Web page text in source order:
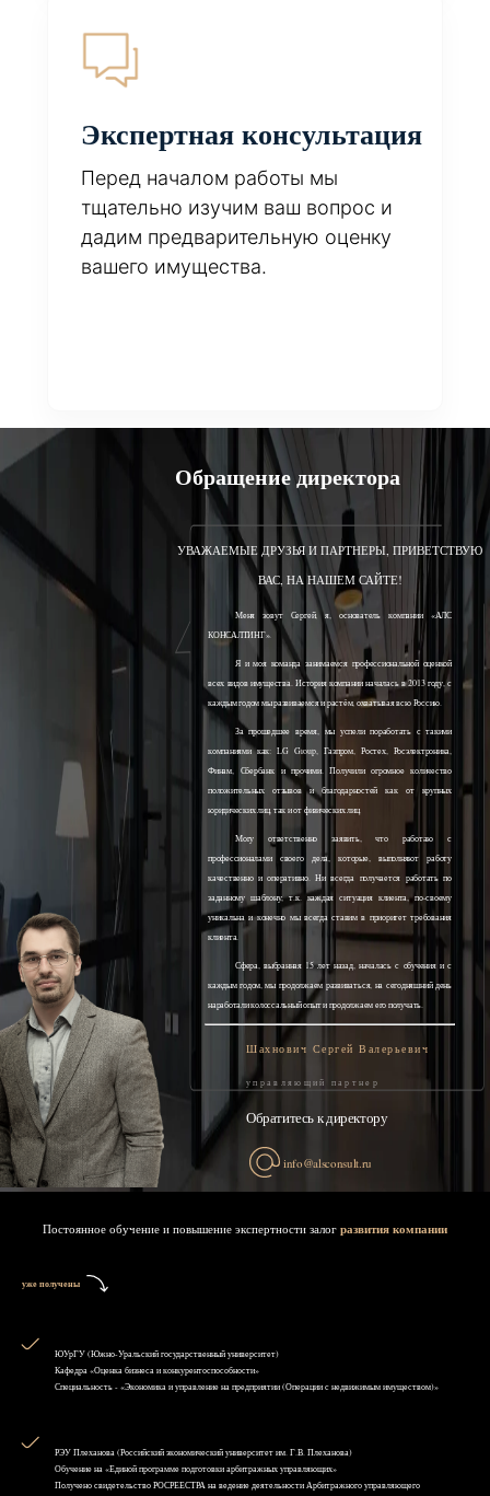
Экспертная консультация
Перед началом работы мы
тщательно изучим ваш вопрос и
дадим предварительную оценку
вашего имущества.
Обращение директора
УВАЖАЕМЫЕ ДРУЗЬЯ И ПАРТНЕРЫ, ПРИВЕТСТВУЮ
ВАС, НА НАШЕМ САЙТЕ!
Меня зовут Сергей, я, основатель компании «АЛС
КОНСАЛТИНГ».
Я и моя команда занимаемся профессиональной оценкой
всех видов имущества. История компании началась в 2013 году, с
каждым годом мы развиваемся и растём, охватывая всю Россию.
За прошедшее время, мы успели поработать с такими
компаниями как: LG Group, Газпром, Ростех, Росэлектроника,
Финам, Сбербанк и прочими. Получили огромное количество
положительных отзывов и благодарностей как от крупных
юридических лиц, так и от физических лиц.
Могу ответственно заявить, что работаю с
профессионалами своего дела, которые, выполняют работу
качественно и оперативно. Ни всегда получается работать по
заданному шаблону, т.к. каждая ситуация клиента, по-своему
уникальна и конечно мы всегда ставим в приоритет требования
клиента.
Сфера, выбранная 15 лет назад, началась с обучения и с
каждым годом, мы продолжаем развиваться, на сегодняшний день
наработали колоссальный опыт и продолжаем его получать.
Шахнович Сергей Валерьевич
управляющий партнер
Обратитесь к директору
info@alsconsult.ru
Постоянное обучение и повышение экспертности залог развития компании
уже получены
ЮУрГУ (Южно-Уральский государственный университет)
Кафедра «Оценка бизнеса и конкурентоспособности»
Специальность - «Экономика и управление на предприятии (Операции с недвижимым имуществом)»
РЭУ Плеханова (Российский экономический университет им. Г.В. Плеханова)
Обучение на «Единой программе подготовки арбитражных управляющих»
Получено свидетельство РОСРЕЕСТРА на ведение деятельности Арбитражного управляющего